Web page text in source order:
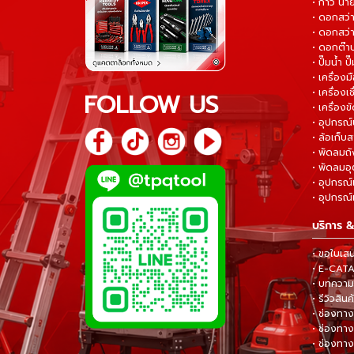
FOLLOW US
• ดอกสว่
• ดอกสว่
• ดอกต๊
• ปั๊มน้ำ
• เครื่อง
• เครื่อง
• เครื่อง
• อุปกร
• ล้อเก็บ
• พัดลม
• พัดลม
• อุปกร
• อุปกร
บริการ
• ขอใบเ
• E-
• บทควา
• รีวิวสิน
• ช่องทา
• ช่องทา
• ช่องทา